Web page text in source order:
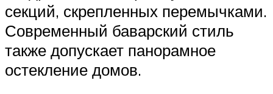
секций, скрепленных перемычками.
Современный баварский стиль
также допускает панорамное
остекление домов.